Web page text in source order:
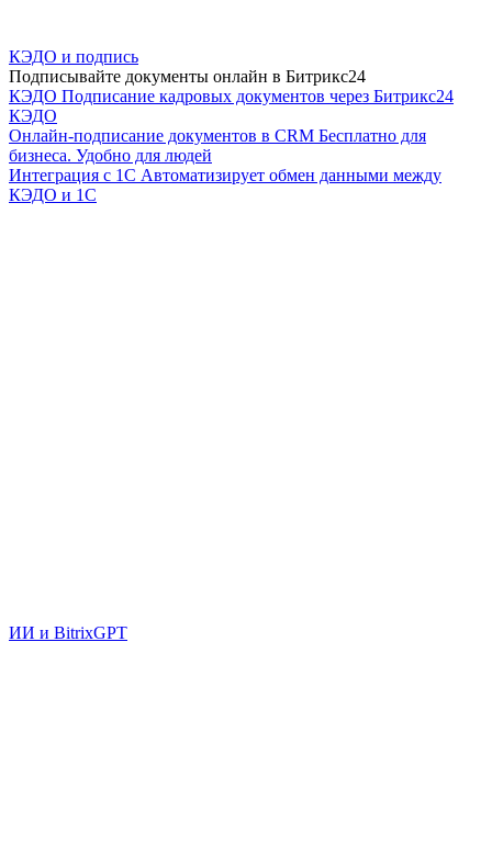
КЭДО и подпись
Подписывайте документы онлайн в Битрикс24
КЭДО Подписание кадровых документов через Битрикс24
КЭДО
Онлайн-подписание документов в CRM Бесплатно для
бизнеса. Удобно для людей
Интеграция с 1С Автоматизирует обмен данными между
КЭДО и 1С
ИИ и BitrixGPT